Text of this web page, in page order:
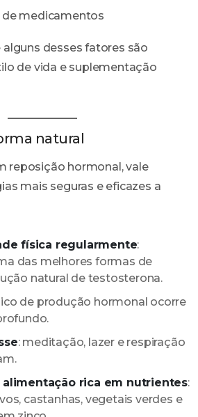
medicamentos
desses fatores são
de vida e suplementação
natural
reposição hormonal, vale
mais seguras e eficazes a
física regularmente:
das melhores formas de
natural de testosterona.
de produção hormonal ocorre
: meditação, lazer e respiração
alimentação rica em nutrientes:
castanhas, vegetais verdes e